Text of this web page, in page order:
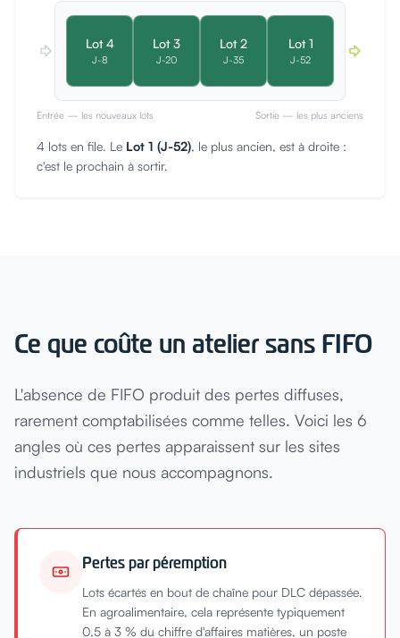
Lot 4
J-8
Lot 3
J-20
Lot 2
J-35
Lot 1
J-52
Entrée — les nouveaux lots Sortie — les plus anciens
4 lots en file. Le Lot 1 (J-52), le plus ancien, est à droite :
c'est le prochain à sortir.
Ce que coûte un atelier sans FIFO
L'absence de FIFO produit des pertes diffuses,
rarement comptabilisées comme telles. Voici les 6
angles où ces pertes apparaissent sur les sites
industriels que nous accompagnons.
Pertes par péremption
Lots écartés en bout de chaîne pour DLC dépassée.
En agroalimentaire, cela représente typiquement
0,5 à 3 % du chiffre d'affaires matières, un poste